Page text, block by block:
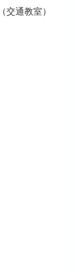
通教室）